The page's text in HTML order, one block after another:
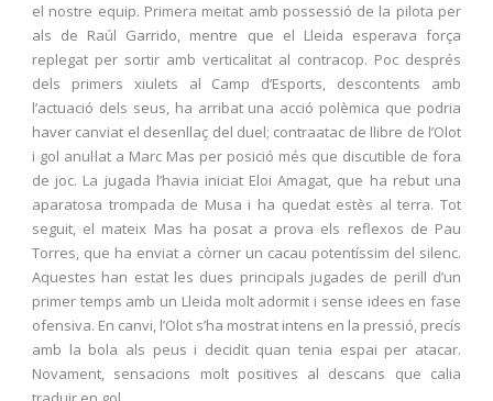
el nostre equip. Primera meitat amb possessió de la pilota per
als de Raúl Garrido, mentre que el Lleida esperava força
replegat per sortir amb verticalitat al contracop. Poc després
dels primers xiulets al Camp d’Esports, descontents amb
l’actuació dels seus, ha arribat una acció polèmica que podria
haver canviat el desenllaç del duel; contraatac de llibre de l’Olot
i gol anul·lat a Marc Mas per posició més que discutible de fora
de joc. La jugada l’havia iniciat Eloi Amagat, que ha rebut una
aparatosa trompada de Musa i ha quedat estès al terra. Tot
seguit, el mateix Mas ha posat a prova els reflexos de Pau
Torres, que ha enviat a còrner un cacau potentíssim del silenc.
Aquestes han estat les dues principals jugades de perill d’un
primer temps amb un Lleida molt adormit i sense idees en fase
ofensiva. En canvi, l’Olot s’ha mostrat intens en la pressió, precís
amb la bola als peus i decidit quan tenia espai per atacar.
Novament, sensacions molt positives al descans que calia